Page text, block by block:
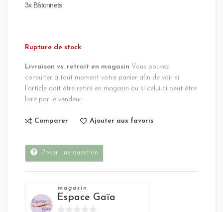
3x Bâtonnets
Rupture de stock
Livraison vs. retrait en magasin Vous pouvez
consulter à tout moment votre panier afin de voir si
l'article doit être retiré en magasin ou si celui-ci peut-être
livré par le vendeur.
Comparer Ajouter aux favoris
Poser une question
magasin
Espace Gaïa